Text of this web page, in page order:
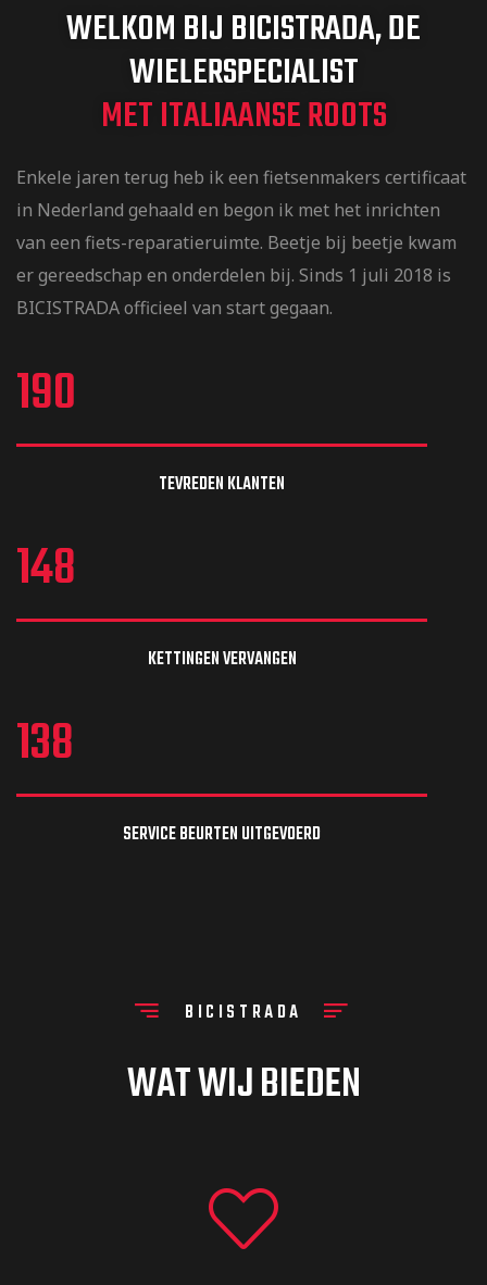
WELKOM BIJ BICISTRADA, DE
WIELERSPECIALIST
MET ITALIAANSE ROOTS
Enkele jaren terug heb ik een fietsenmakers certificaat
in Nederland gehaald en begon ik met het inrichten
van een fiets-reparatieruimte. Beetje bij beetje kwam
er gereedschap en onderdelen bij. Sinds 1 juli 2018 is
BICISTRADA officieel van start gegaan.
190
TEVREDEN KLANTEN
148
KETTINGEN VERVANGEN
138
SERVICE BEURTEN UITGEVOERD
BICISTRADA
WAT WIJ BIEDEN